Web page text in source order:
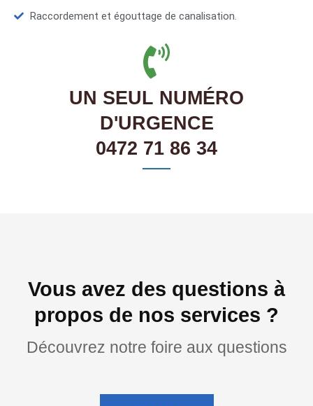
Raccordement et égouttage de canalisation.
UN SEUL NUMÉRO
D'URGENCE
0472 71 86 34
Vous avez des questions à
propos de nos services ?
Découvrez notre foire aux questions